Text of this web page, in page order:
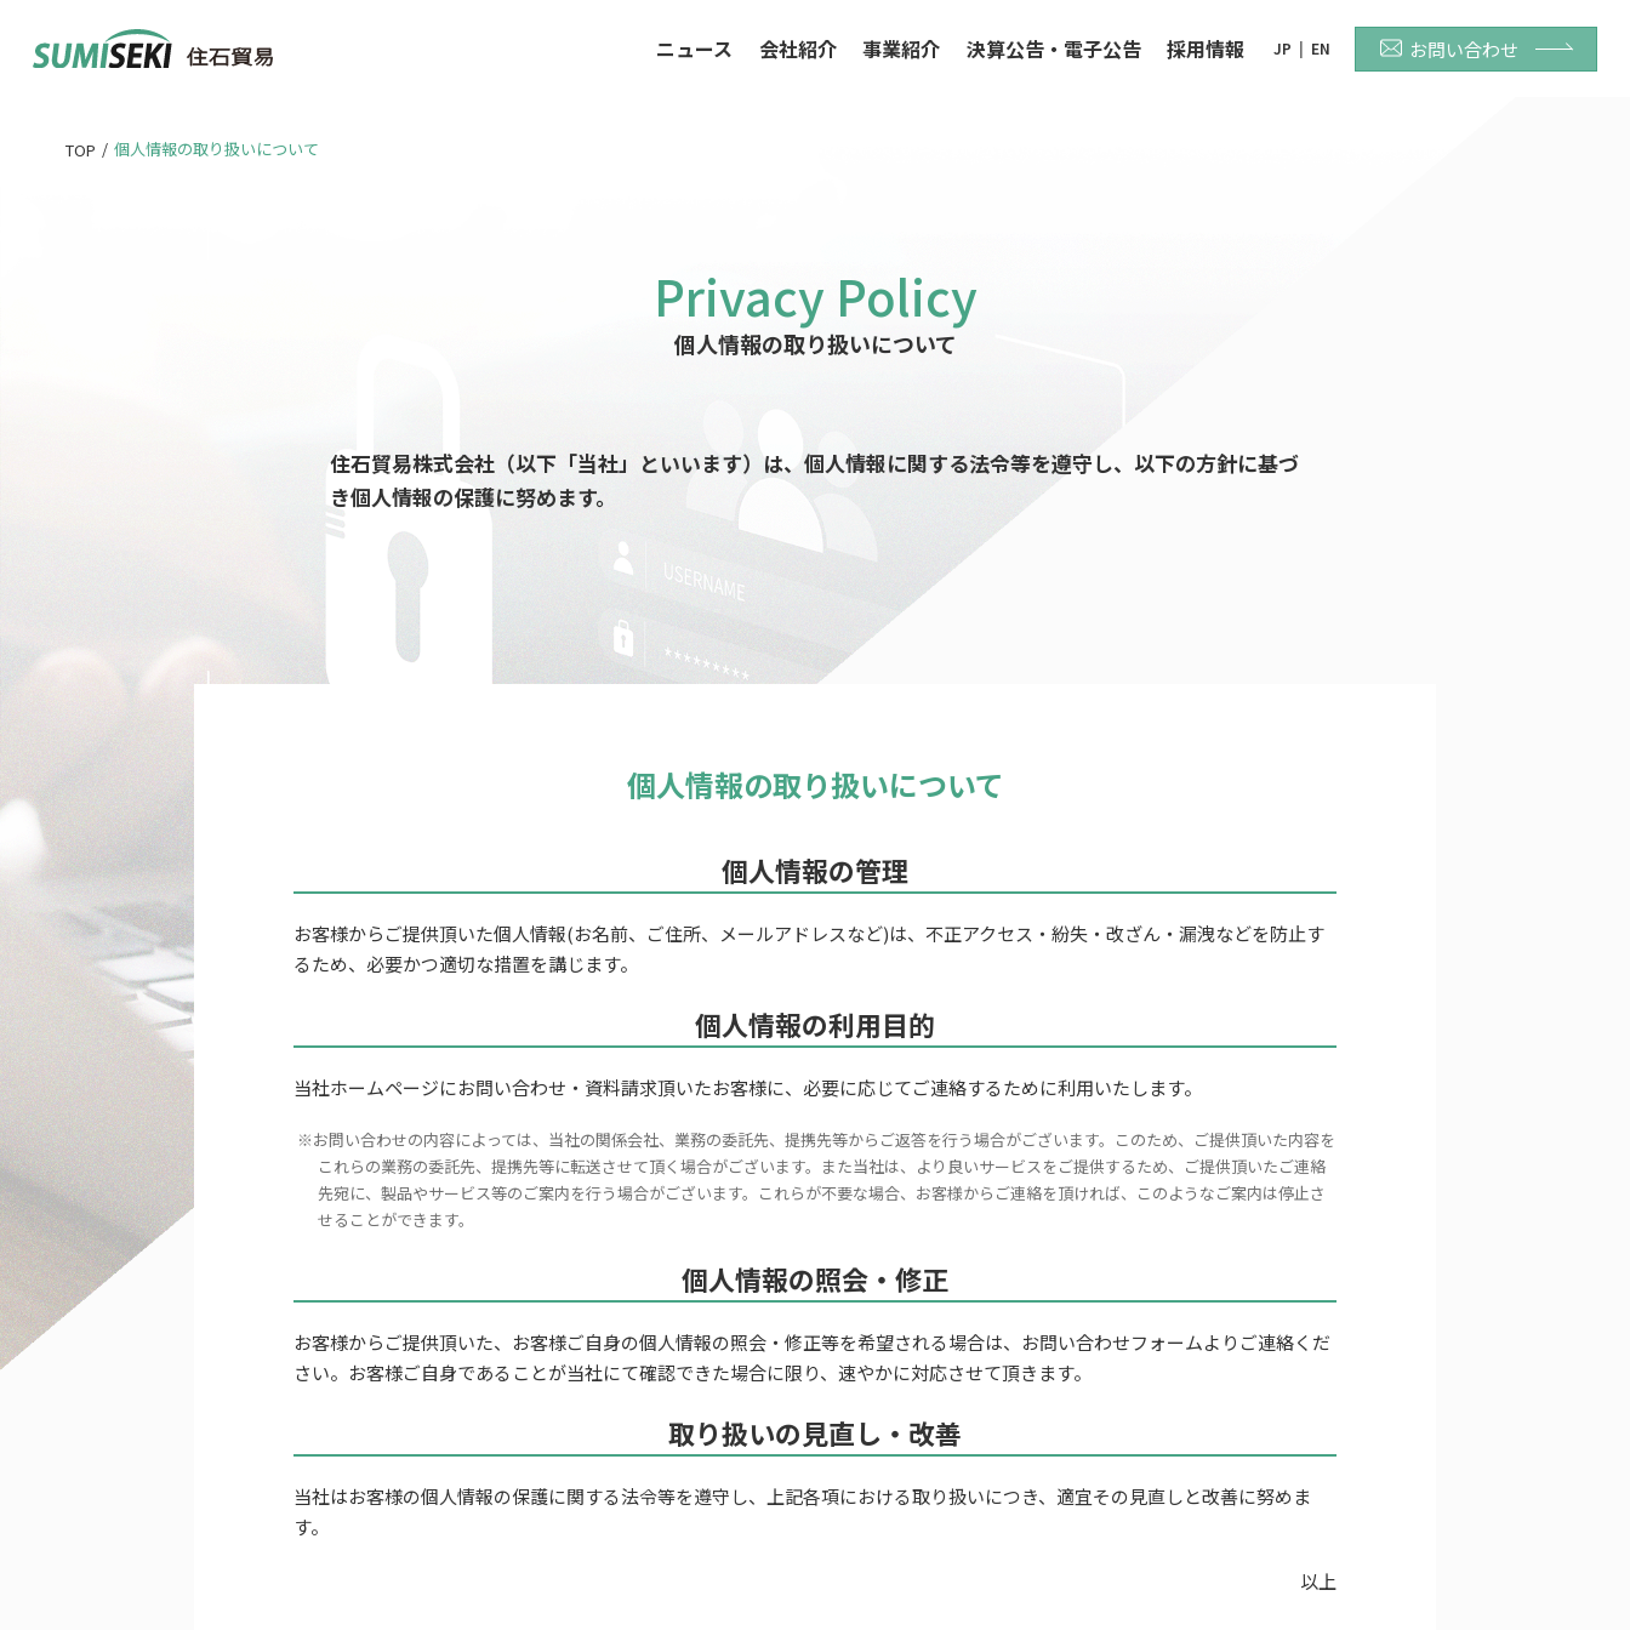
ニュース 会社紹介 事業紹介 決算公告・電子公告 採用情報 JP | EN お問い合わせ
TOP / 個人情報の取り扱いについて
個人情報の取り扱いについて
住石貿易株式会社（以下「当社」といいます）は、個人情報に関する法令等を遵守し、以下の方針に基づ
き個人情報の保護に努めます。
個人情報の取り扱いについて
個人情報の管理
お客様からご提供頂いた個人情報(お名前、ご住所、メールアドレスなど)は、不正アクセス・紛失・改ざん・漏洩などを防止す
るため、必要かつ適切な措置を講じます。
個人情報の利用目的
当社ホームページにお問い合わせ・資料請求頂いたお客様に、必要に応じてご連絡するために利用いたします。
お問い合わせの内容によっては、当社の関係会社、業務の委託先、提携先等からご返答を行う場合がございます。このため、ご提供頂いた内容を
これらの業務の委託先、提携先等に転送させて頂く場合がございます。また当社は、より良いサービスをご提供するため、ご提供頂いたご連絡
先宛に、製品やサービス等のご案内を行う場合がございます。これらが不要な場合、お客様からご連絡を頂ければ、このようなご案内は停止さ
せることができます。
個人情報の照会・修正
お客様からご提供頂いた、お客様ご自身の個人情報の照会・修正等を希望される場合は、お問い合わせフォームよりご連絡くだ
さい。お客様ご自身であることが当社にて確認できた場合に限り、速やかに対応させて頂きます。
取り扱いの見直し・改善
当社はお客様の個人情報の保護に関する法令等を遵守し、上記各項における取り扱いにつき、適宜その見直しと改善に努めま
す。
以上